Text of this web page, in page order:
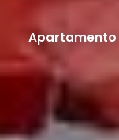
Apartamento